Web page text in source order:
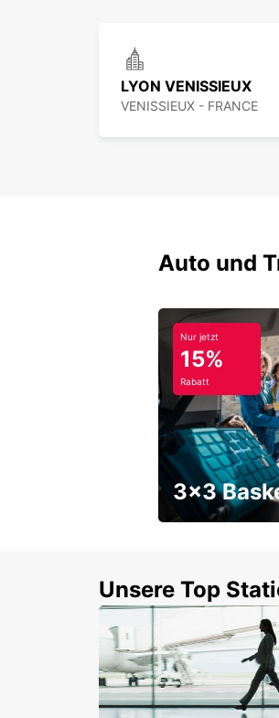
LYON VENISSIEUX
VENISSIEUX - FRANCE
Auto und
Nur jetzt
15%
Rabatt
3x3
Unsere Top